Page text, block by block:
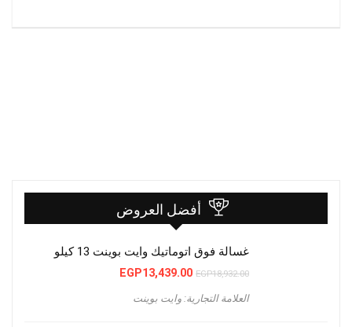
أفضل العروض
غسالة فوق اتوماتيك وايت بوينت 13 كيلو
EGP18,932.00
السعر
هو:
EGP18,932.00.
EGP13,439.00
العلامة التجارية: وايت بوينت